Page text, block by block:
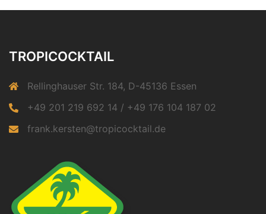
TROPICOCKTAIL
Rellinghauser Str. 184, D-45136 Essen
+49 201 219 692 14 / +49 176 104 187 02
frank.kersten@tropicocktail.de